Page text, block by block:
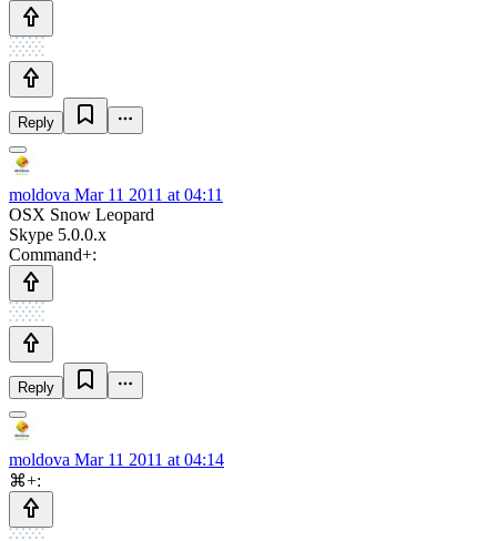
Reply
moldova Mar 11 2011 at 04:11
OSX Snow Leopard
Skype 5.0.0.x
Command+:
Reply
moldova Mar 11 2011 at 04:14
⌘+: